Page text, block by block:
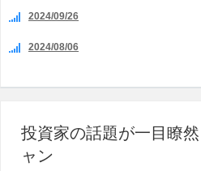
2024/09/26
2024/08/06
投資家の話題が一目瞭
ャン